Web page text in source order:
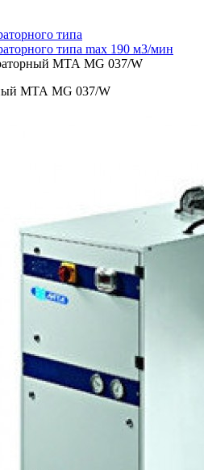
типа
типа max 190 м3/мин
МТА MG 037/W
МТА MG 037/W